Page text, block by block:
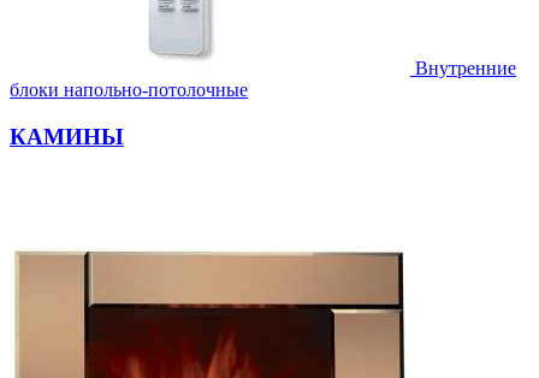
Внутренние
блоки напольно-потолочные
КАМИНЫ